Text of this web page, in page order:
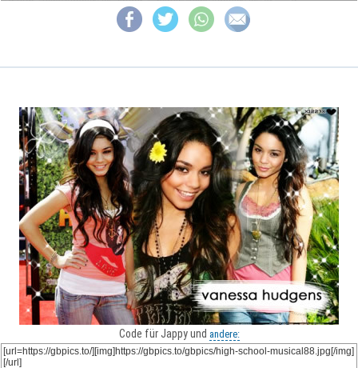
Code für Jappy und andere: